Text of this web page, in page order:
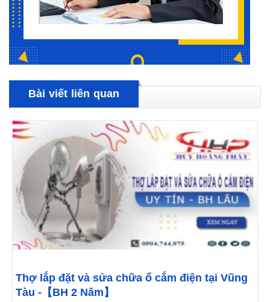
Bài viết liên quan
Thợ lắp đặt và sửa chữa ổ cắm điện tại Vũng
Tàu -【BH 2 Năm】